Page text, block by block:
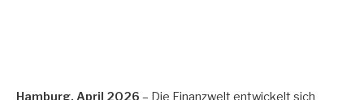
Hamburg, April 2026 – Die Finanzwelt entwickelt sich